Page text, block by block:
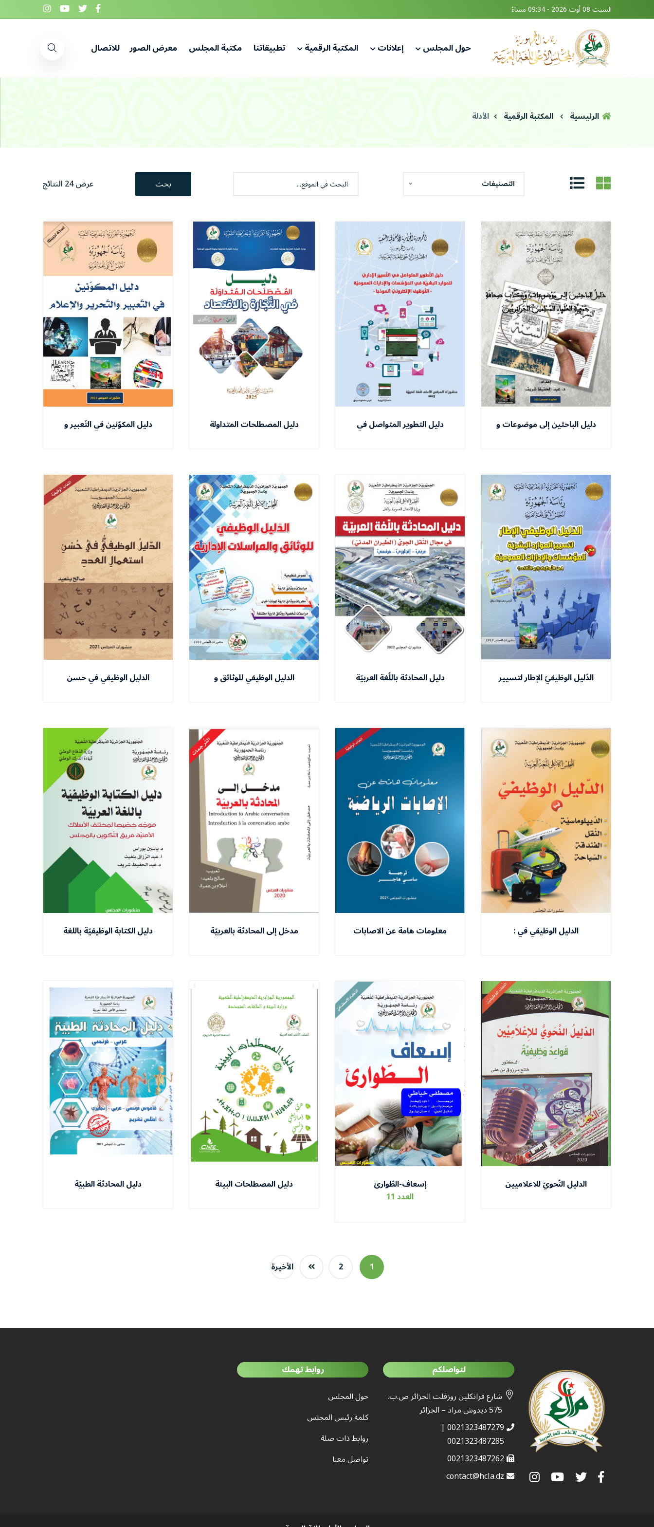
السبت 08 أوت 2026 - 09:34 مساءً
حول المجلس إعلانات المكتبة الرقمية تطبيقاتنا مكتبة المجلس معرض الصور للاتصال
الرئيسية المكتبة الرقمية الأدلة
التصنيفات بحث عرض 24 النتائج
دليل الباحثين إلى موضوعات و دليل التطوير المتواصل في دليل المصطلحات المتداولة دليل المكوّنين في التّعبير و
الدّليل الوظيفيّ الإطار لتسيير
التقاعد)
دليل المحادثة باللّغة العربيّة الدليل الوظيفي للوثائق و الدليل الوظيفي في حسن
الدليل الوظيفي في : معلومات هامة عن الاصابات مدخل إلى المحادثة بالعربيّة دليل الكتابة الوظيفيّة باللغة
الدليل النّحويّ للاعلاميين إسعاف-الطّوارئ
العدد 11
دليل المصطلحات البيئة دليل المحادثة الطبيّة
1
2 الأخيرة
لتواصلكم
شارع فرانكلين روزفلت الجزائر ص.ب.
575 ديدوش مراد – الجزائر
0021323487279 |
0021323487285
0021323487262
contact@hcla.dz
روابط تهمك
حول المجلس
كلمة رئيس المجلس
روابط ذات صلة
تواصل معنا